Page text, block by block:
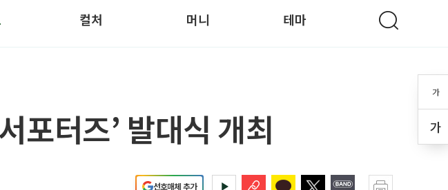
가
가
컬처 머니 테마
포터즈’ 발대식 개최
선호매체 추가